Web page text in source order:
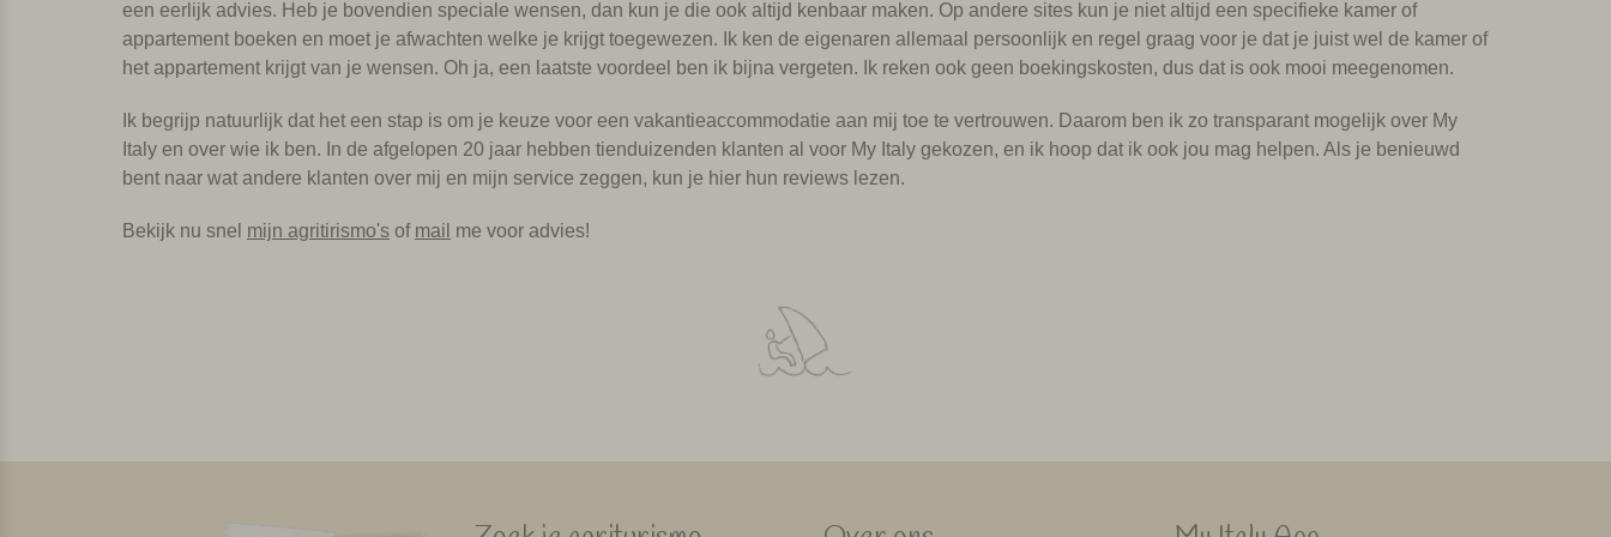
een eerlijk advies. Heb je bovendien speciale wensen, dan kun je die ook altijd kenbaar maken. Op andere sites kun je niet altijd een specifieke kamer of
appartement boeken en moet je afwachten welke je krijgt toegewezen. Ik ken de eigenaren allemaal persoonlijk en regel graag voor je dat je juist wel de kamer of
het appartement krijgt van je wensen. Oh ja, een laatste voordeel ben ik bijna vergeten. Ik reken ook geen boekingskosten, dus dat is ook mooi meegenomen.
Ik begrijp natuurlijk dat het een stap is om je keuze voor een vakantieaccommodatie aan mij toe te vertrouwen. Daarom ben ik zo transparant mogelijk over My
Italy en over wie ik ben. In de afgelopen 20 jaar hebben tienduizenden klanten al voor My Italy gekozen, en ik hoop dat ik ook jou mag helpen. Als je benieuwd
bent naar wat andere klanten over mij en mijn service zeggen, kun je hier hun reviews lezen.
Bekijk nu snel mijn agritirismo's of mail me voor advies!